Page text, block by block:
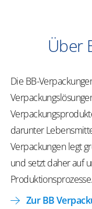
Über
Die BB-
darunter
Verpackungen legt
und setzt daher auf
Produktionsprozesse.
Zur BB